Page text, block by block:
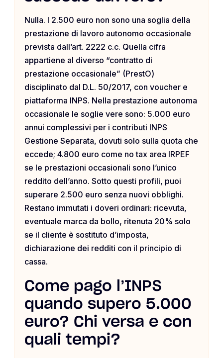
Nulla. I 2.500 euro non sono una soglia della
prestazione di lavoro autonomo occasionale
prevista dall’art. 2222 c.c. Quella cifra
appartiene al diverso “contratto di
prestazione occasionale” (PrestO)
disciplinato dal D.L. 50/2017, con voucher e
piattaforma INPS. Nella prestazione autonoma
occasionale le soglie vere sono: 5.000 euro
annui complessivi per i contributi INPS
Gestione Separata, dovuti solo sulla quota che
eccede; 4.800 euro come no tax area IRPEF
se le prestazioni occasionali sono l’unico
reddito dell’anno. Sotto questi profili, puoi
superare 2.500 euro senza nuovi obblighi.
Restano immutati i doveri ordinari: ricevuta,
eventuale marca da bollo, ritenuta 20% solo
se il cliente è sostituto d’imposta,
dichiarazione dei redditi con il principio di
cassa.
Come pago l’INPS
quando supero 5.000
euro? Chi versa e con
quali tempi?